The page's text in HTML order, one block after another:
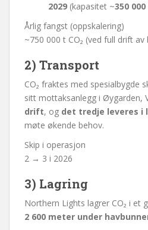
2029 (kapasitet ~350
Årlig fangst (oppskalering)
~750 000 t CO₂ (ved full drift av
2) Transport
CO₂ fraktes med spesialbygde
sitt mottaksanlegg i Øygarden,
drift, og det tredje leveres i
møte økende behov.
Skip i operasjon
2 → 3 i 2026
3) Lagring
Northern Lights lagrer CO₂ i et
2 600 meter under